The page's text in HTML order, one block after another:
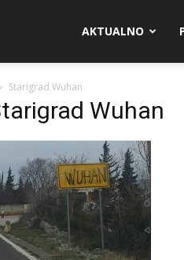
AKTUALNO
Starigrad Wuhan
Wuhan